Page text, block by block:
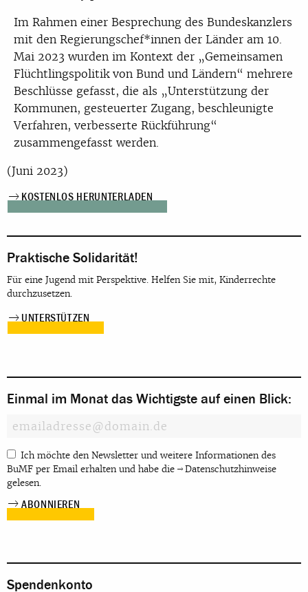
Im Rahmen einer Besprechung des Bundeskanzlers
mit den Regierungschef*innen der Länder am 10.
Mai 2023 wurden im Kontext der „Gemeinsamen
Flüchtlingspolitik von Bund und Ländern“ mehrere
Beschlüsse gefasst, die als „Unterstützung der
Kommunen, gesteuerter Zugang, beschleunigte
Verfahren, verbesserte Rückführung“
zusammengefasst werden.
(Juni 2023)
KOSTENLOS HERUNTERLADEN
Praktische Solidarität!
Für eine Jugend mit Perspektive. Helfen Sie mit, Kinderrechte
durchzusetzen.
UNTERSTÜTZEN
Einmal im Monat das Wichtigste auf einen Blick:
Ich möchte den Newsletter und weitere Informationen des
BuMF per Email erhalten und habe die
Datenschutzhinweise
gelesen.
Spendenkonto